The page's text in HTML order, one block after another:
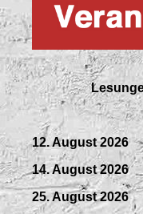
12. August 2026
14. August 2026
25. August 2026